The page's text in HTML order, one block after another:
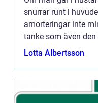
snurrar runt i
amorteringar inte
tanke som även
framtiden. Det
Lotta Albertsson